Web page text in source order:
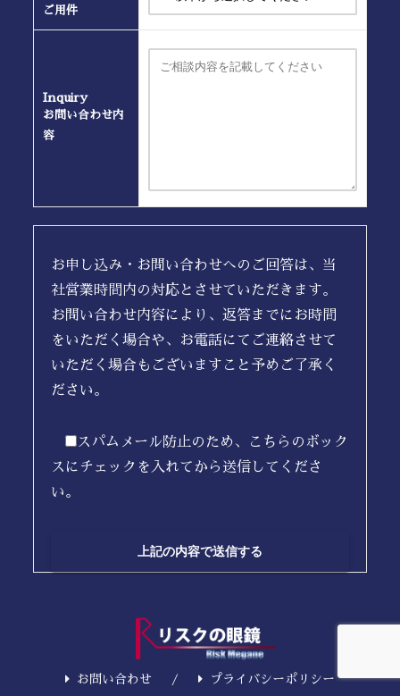
ご用件
Inquiry
お問い合わせ内
容
お申し込み・お問い合わせへのご回答は、当
社営業時間内の対応とさせていただきます。
お問い合わせ内容により、返答までにお時間
をいただく場合や、お電話にてご連絡させて
いただく場合もございますこと予めご了承く
ださい。
スパムメール防止のため、こちらのボック
スにチェックを入れてから送信してくださ
い。
お問い合わせ プライバシーポリシー